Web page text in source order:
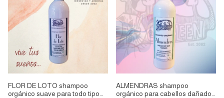
FLOR DE LOTO shampoo
orgánico suave para todo tipo
ALMENDRAS shampoo
orgánico para cabellos dañados